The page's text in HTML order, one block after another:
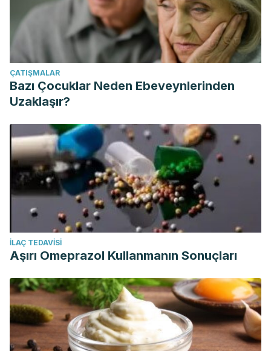
ÇATIŞMALAR
Bazı Çocuklar Neden Ebeveynlerinden
Uzaklaşır?
İLAÇ TEDAVISI
Aşırı Omeprazol Kullanmanın Sonuçları